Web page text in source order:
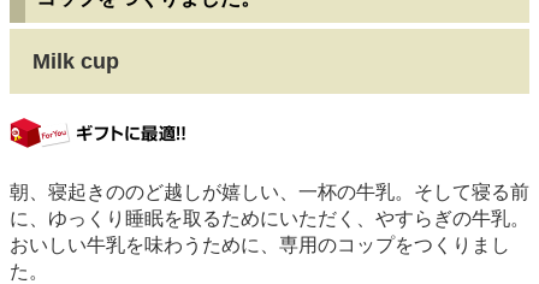
Milk cup
朝、寝起きののど越しが嬉しい、一杯の牛乳。そして寝る前
に、ゆっくり睡眠を取るためにいただく、やすらぎの牛乳。
おいしい牛乳を味わうために、専用のコップをつくりまし
た。